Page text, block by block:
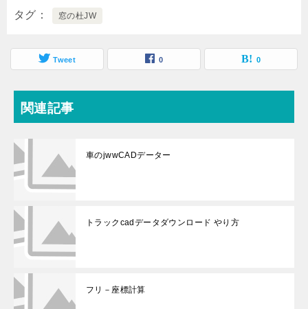
タグ 窓の杜JW
Tweet 0 0
関連記事
車のjwwCADデーター
トラックcadデータダウンロード やり方
フリ－座標計算